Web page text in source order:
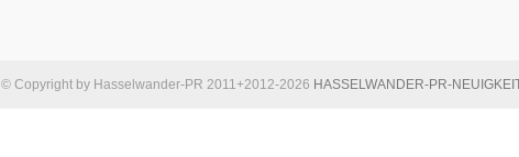
© Copyright by Hasselwander-PR 2011+2012-2026 HASSELWANDER-PR-